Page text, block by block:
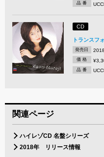
品 番
CD
トランスフ
発売日
価 格
品 番
関連ページ
ハイレゾCD 名盤シリーズ
2018年 リリース情報